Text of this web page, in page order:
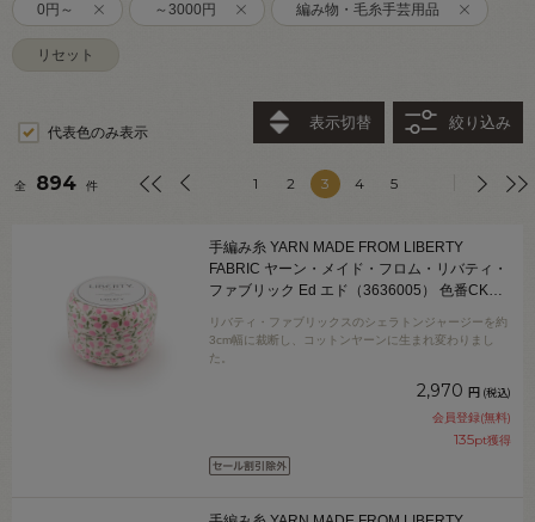
0円～ ～3000円 編み物・毛糸手芸用品
リセット
代表色のみ表示
表示切替 絞り込み
全 894 件 1 2 3 4 5
手編み糸 YARN MADE FROM LIBERTY
FABRIC ヤーン・メイド・フロム・リバティ・
ファブリック Ed エド（3636005） 色番CK
リバティ・ファブリックスのシェラトンジャージーを約
3cm幅に裁断し、コットンヤーンに生まれ変わりまし
た。
2,970 円 (税込)
会員登録(無料)
135pt獲得